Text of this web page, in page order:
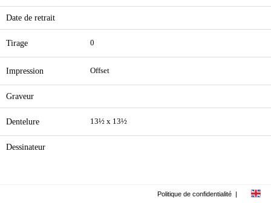
Date de retrait
Tirage 0
Impression Offset
Graveur
Dentelure 13½ x 13½
Dessinateur
Politique de confidentialité |